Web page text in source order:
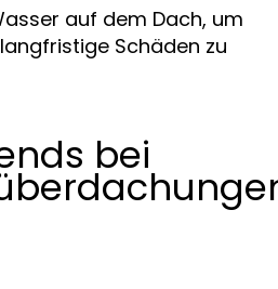
auf dem Dach, um
Schäden zu
bei